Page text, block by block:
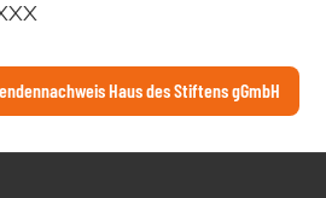
Haus des Stiftens gGmbH